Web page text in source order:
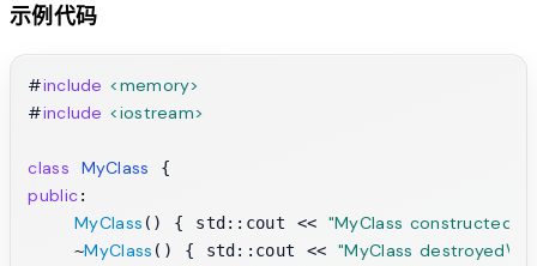
示例代码
#include <memory>
#include <iostream>
class MyClass
public:
MyClass () { std::cout << "MyClass constructed\n"
    ~
MyClass () { std::cout << "MyClass destroyed\n"